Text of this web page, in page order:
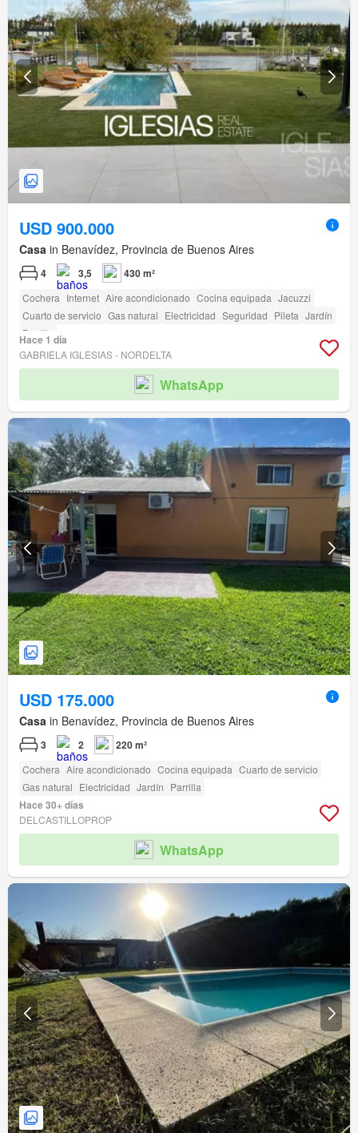
USD 900.000
Casa in Benavídez, Provincia de Buenos Aires
4 3,5 430 m²
Cochera Internet Aire acondicionado Cocina equipada Jacuzzi
Cuarto de servicio Gas natural Electricidad Seguridad Pileta Jardín
Parrilla
Hace 1 día
GABRIELA IGLESIAS - NORDELTA
WhatsApp
USD 175.000
Casa in Benavídez, Provincia de Buenos Aires
3 2 220 m²
Cochera Aire acondicionado Cocina equipada Cuarto de servicio
Gas natural Electricidad Jardín Parrilla
Hace 30+ días
DELCASTILLOPROP
WhatsApp